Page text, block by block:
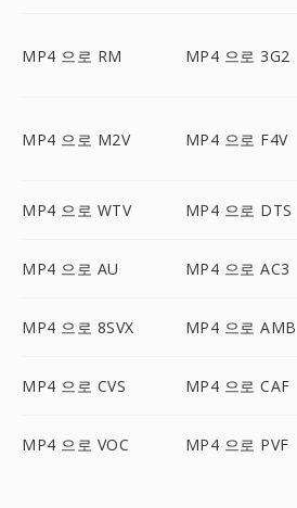
MP4 으로 RM MP4 으로 3G2
MP4 으로 M2V MP4 으로 F4V
MP4 으로 WTV MP4 으로 DTS
MP4 으로 AU MP4 으로 AC3
MP4 으로 8SVX MP4 으로 AMB
MP4 으로 CVS MP4 으로 CAF
MP4 으로 VOC MP4 으로 PVF